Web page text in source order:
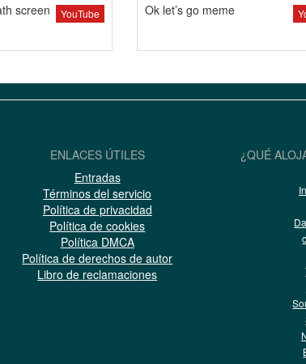
YouTube
screen Ok let’s go meme
ENLACES ÚTILES
Entradas
Términos del servicio
Política de privacidad
Política de cookies
Política DMCA
Política de derechos de autor
Libro de reclamaciones
¿QUÉ